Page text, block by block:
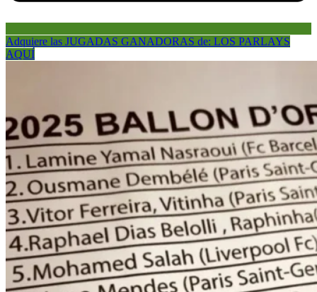
Adquiere las JUGADAS GANADORAS de: LOS PARLAYS
AQUÍ